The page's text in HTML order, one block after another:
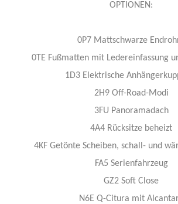
OPTIONEN:
0P7 Mattschwarze
0TE Fußmatten mit Ledereinfassung
1D3 Elektrische
2H9 Off-Road-Modi
3FU Panoramadach
4A4 Rücksitze beheizt
4KF Getönte Scheiben, schall- und
FA5 Serienfahrzeug
GZ2 Soft Close
N6E Q-Citura mit